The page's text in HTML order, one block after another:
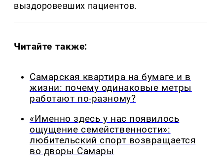
выздоровевших пациентов.
Читайте также:
Самарская квартира на бумаге и в
жизни: почему одинаковые метры
работают по-разному?
«Именно здесь у нас появилось
ощущение семейственности»:
любительский спорт возвращается
во дворы Самары